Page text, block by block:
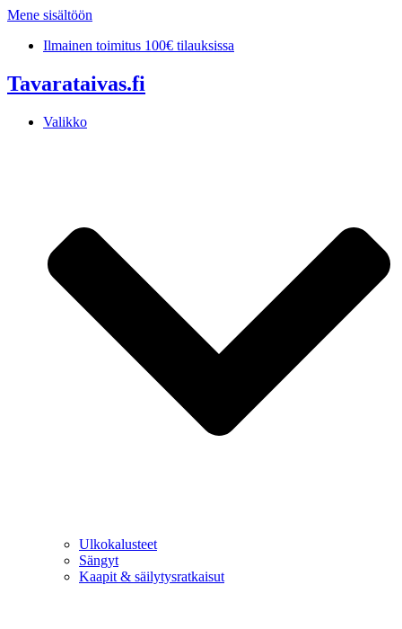
Mene sisältöön
Ilmainen toimitus 100€ tilauksissa
Tavarataivas.fi
Valikko
Ulkokalusteet
Sängyt
Kaapit & säilytysratkaisut